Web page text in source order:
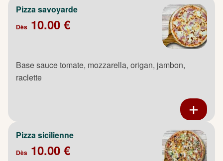
Pizza savoyarde
Dès 10.00 €
Base sauce tomate, mozzarella, origan, jambon,
raclette
Pizza sicilienne
Dès 10.00 €